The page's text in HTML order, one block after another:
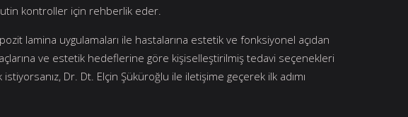
kontroller için rehberlik eder.
lamina uygulamaları ile hastalarına estetik ve fonksiyonel açıdan
ve estetik hedeflerine göre kişiselleştirilmiş tedavi seçenekleri
Dr. Dt. Elçin Şüküroğlu ile iletişime geçerek ilk adımı